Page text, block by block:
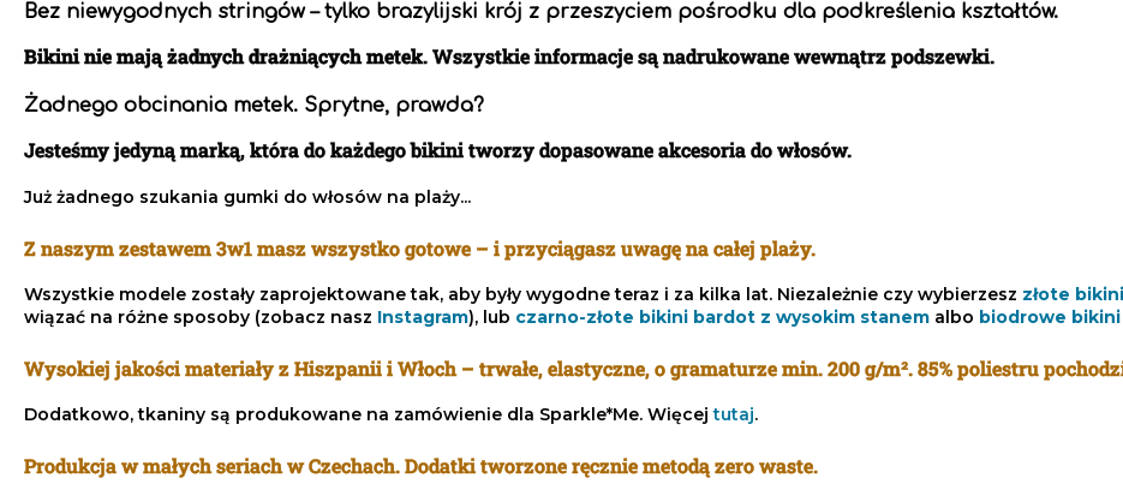
l
i
s
Bez niewygodnych stringów – tylko brazylijski krój z przeszyciem pośrodku dla podkreślenia kształtów.
Bikini nie mają żadnych drażniących metek. Wszystkie informacje są nadrukowane wewnątrz podszewki.
Żadnego obcinania metek. Sprytne, prawda?
Jesteśmy jedyną marką, która do każdego bikini tworzy dopasowane akcesoria do włosów.
Już żadnego szukania gumki do włosów na plaży...
Z naszym zestawem 3w1 masz wszystko gotowe – i przyciągasz uwagę na całej plaży.
Wszystkie modele zostały zaprojektowane tak, aby były wygodne teraz i za kilka lat. Niezależnie czy wybierzesz złote bikini
wiązać na różne sposoby (zobacz nasz Instagram), lub czarno-złote bikini bardot z wysokim stanem albo biodrowe
Wysokiej jakości materiały z Hiszpanii i Włoch – trwałe, elastyczne, o gramaturze min. 200 g/m². 85% poliestru
Dodatkowo, tkaniny są produkowane na zamówienie dla Sparkle*Me. Więcejtutaj.
Produkcja w małych seriach w Czechach. Dodatki tworzone ręcznie metodą zero waste.